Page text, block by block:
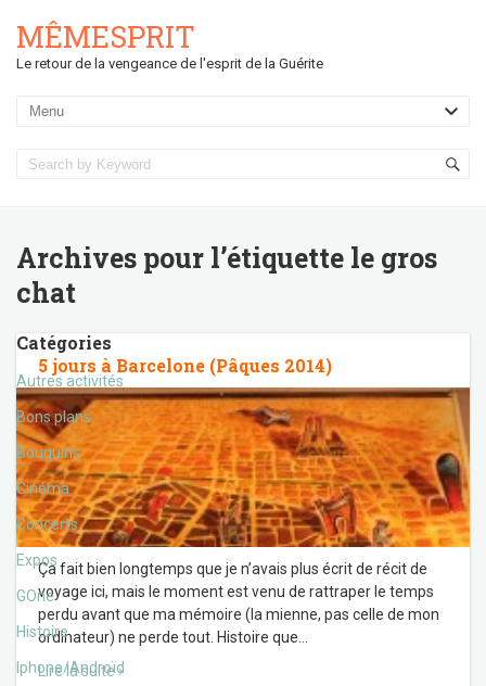
MÊMESPRIT
Le retour de la vengeance de l'esprit de la Guérite
Archives pour l’étiquette le gros
chat
Catégories
Autres activités
Bons plans
Bouquins
Cinéma
Concerts
Expos
GOne
Histoire
Iphone/Androïd
5 jours à Barcelone (Pâques 2014)
Ça fait bien longtemps que je n’avais plus écrit de récit de
voyage ici, mais le moment est venu de rattraper le temps
perdu avant que ma mémoire (la mienne, pas celle de mon
ordinateur) ne perde tout. Histoire que
Lire la suite ›